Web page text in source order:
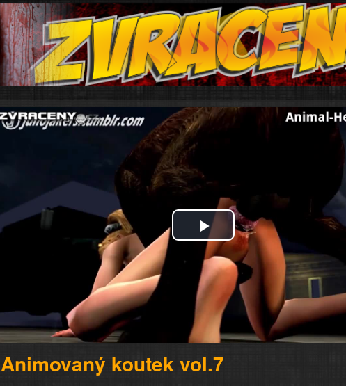
Play
Video
Animovaný koutek vol.7